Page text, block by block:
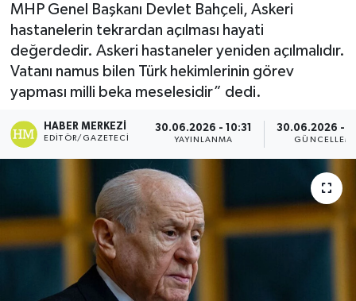
MHP Genel Başkanı Devlet Bahçeli, Askeri
hastanelerin tekrardan açılması hayati
değerdedir. Askeri hastaneler yeniden açılmalıdır.
Vatanı namus bilen Türk hekimlerinin görev
yapması milli beka meselesidir” dedi.
HABER MERKEZI
EDITÖR/GAZETECI
30.06.2026 - 10:31
YAYINLANMA
30.06.2026 -
Teknoloji
Turizm
Haber Arşivi